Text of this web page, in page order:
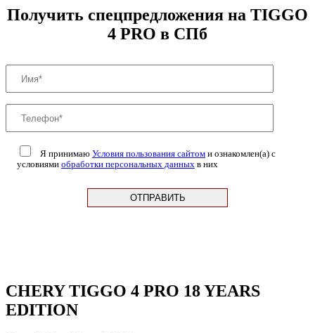
Получить спецпредложения на TIGGO
4 PRO в СПб
Я принимаю Условия пользования сайтом и ознакомлен(а) с
условиями обработки персональных данных в них
CHERY TIGGO 4 PRO 18 YEARS
EDITION